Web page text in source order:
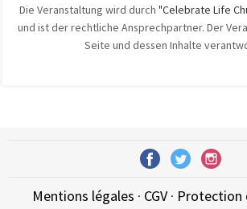
Die Veranstaltung wird durch "Celebrate Life
und ist der rechtliche Ansprechpartner. Der
Seite und dessen Inhalte
Mentions légales · CGV· Protection